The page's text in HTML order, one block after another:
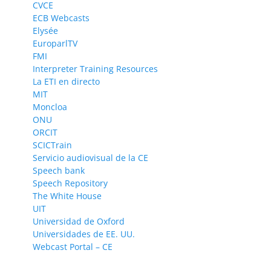
CVCE
ECB Webcasts
Elysée
EuroparlTV
FMI
Interpreter Training Resources
La ETI en directo
MIT
Moncloa
ONU
ORCIT
SCICTrain
Servicio audiovisual de la CE
Speech bank
Speech Repository
The White House
UIT
Universidad de Oxford
Universidades de EE. UU.
Webcast Portal – CE